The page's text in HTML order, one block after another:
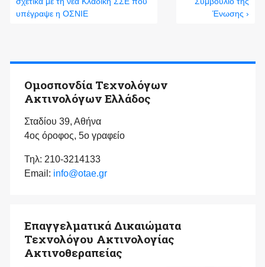
υπέγραψε η ΟΣΝΙΕ
Ένωσης ›
Ομοσπονδία Τεχνολόγων
Ακτινολόγων Ελλάδος
Σταδίου 39, Αθήνα
4ος όροφος, 5ο γραφείο
Τηλ: 210-3214133
Email: info@otae.gr
Επαγγελματικά Δικαιώματα
Τεχνολόγου Ακτινολογίας
Ακτινοθεραπείας